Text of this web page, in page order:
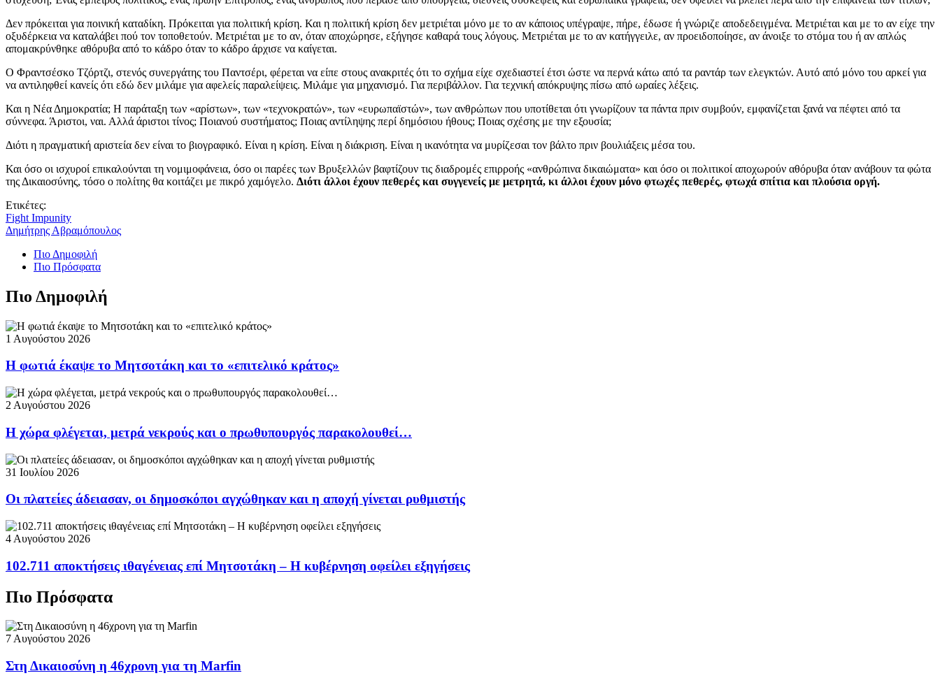
Δεν πρόκειται για ποινική καταδίκη. Πρόκειται για πολιτική κρίση. Και η πολιτική κρίση δεν μετριέται μόνο με το αν κάποιος υπέγραψε, πήρε, έδωσε ή γνώριζε αποδεδειγμένα. Μετριέται και με το αν είχε την
οξυδέρκεια να καταλάβει πού τον τοποθετούν. Μετριέται με το αν, όταν αποχώρησε, εξήγησε καθαρά τους λόγους. Μετριέται με το αν κατήγγειλε, αν προειδοποίησε, αν άνοιξε το στόμα του ή αν απλώς
απομακρύνθηκε αθόρυβα από το κάδρο όταν το κάδρο άρχισε να καίγεται.
Ο Φραντσέσκο Τζόρτζι, στενός συνεργάτης του Παντσέρι, φέρεται να είπε στους ανακριτές ότι το σχήμα είχε σχεδιαστεί έτσι ώστε να περνά κάτω από τα ραντάρ των ελεγκτών. Αυτό από μόνο του αρκεί για
να αντιληφθεί κανείς ότι εδώ δεν μιλάμε για αφελείς παραλείψεις. Μιλάμε για μηχανισμό. Για περιβάλλον. Για τεχνική απόκρυψης πίσω από ωραίες λέξεις.
Και η Νέα Δημοκρατία; Η παράταξη των «αρίστων», των «τεχνοκρατών», των «ευρωπαϊστών», των ανθρώπων που υποτίθεται ότι γνωρίζουν τα πάντα πριν συμβούν, εμφανίζεται ξανά να πέφτει από τα
σύννεφα. Άριστοι, ναι. Αλλά άριστοι τίνος; Ποιανού συστήματος; Ποιας αντίληψης περί δημόσιου ήθους; Ποιας σχέσης με την εξουσία;
Διότι η πραγματική αριστεία δεν είναι το βιογραφικό. Είναι η κρίση. Είναι η διάκριση. Είναι η ικανότητα να μυρίζεσαι τον βάλτο πριν βουλιάξεις μέσα του.
Και όσο οι ισχυροί επικαλούνται τη νομιμοφάνεια, όσο οι παρέες των Βρυξελλών βαφτίζουν τις διαδρομές επιρροής «ανθρώπινα δικαιώματα» και όσο οι πολιτικοί αποχωρούν αθόρυβα όταν ανάβουν τα φώτα
της Δικαιοσύνης, τόσο ο πολίτης θα κοιτάζει με πικρό χαμόγελο. Διότι άλλοι έχουν πεθερές και συγγενείς με μετρητά, κι άλλοι έχουν μόνο φτωχές πεθερές, φτωχά σπίτια και πλούσια οργή.
Ετικέτες:
Fight Impunity
Δημήτρης Αβραμόπουλος
Πιο Δημοφιλή
Πιο Πρόσφατα
Πιο Δημοφιλή
1 Αυγούστου 2026
Η φωτιά έκαψε το Μητσοτάκη και το «επιτελικό κράτος»
2 Αυγούστου 2026
Η χώρα φλέγεται, μετρά νεκρούς και ο πρωθυπουργός παρακολουθεί…
31 Ιουλίου 2026
Οι πλατείες άδειασαν, οι δημοσκόποι αγχώθηκαν και η αποχή γίνεται ρυθμιστής
4 Αυγούστου 2026
102.711 αποκτήσεις ιθαγένειας επί Μητσοτάκη – Η κυβέρνηση οφείλει εξηγήσεις
Πιο Πρόσφατα
7 Αυγούστου 2026
Στη Δικαιοσύνη η 46χρονη για τη Marfin